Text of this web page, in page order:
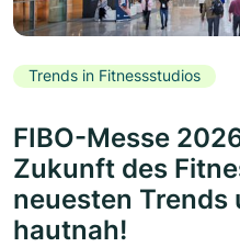
Trends in Fitnessstudios
FIBO-Messe
Zukunft des
neuesten Trends
hautnah!